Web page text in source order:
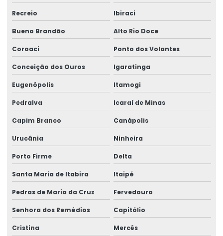
Recreio Ibiraci
Bueno Brandão Alto Rio Doce
Coroaci Ponto dos Volantes
Conceição dos Ouros Igaratinga
Eugenópolis Itamogi
Pedralva Icaraí de Minas
Capim Branco Canápolis
Urucânia Ninheira
Porto Firme Delta
Santa Maria de Itabira Itaipé
Pedras de Maria da Cruz Fervedouro
Senhora dos Remédios Capitólio
Cristina Mercês